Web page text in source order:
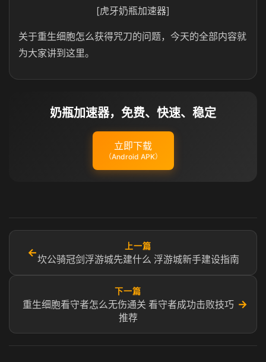
[虎牙奶瓶加速器]
关于重生细胞怎么获得咒刀的问题，今天的全部内容就
为大家讲到这里。
奶瓶加速器，免费、快速、稳定
立即下载
（Android APK）
←
上一篇
坎公骑冠剑浮游城先建什么 浮游城新手建设指南
下一篇
重生细胞看守者怎么无伤通关 看守者成功击败技巧
推荐
→